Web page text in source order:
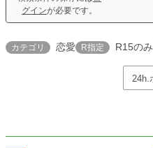
グインが必要です。
カテゴリ 恋愛 R指定 R15のみ